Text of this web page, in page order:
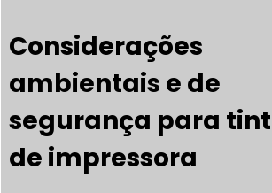
Considerações
ambientais e de
segurança para
de impressora